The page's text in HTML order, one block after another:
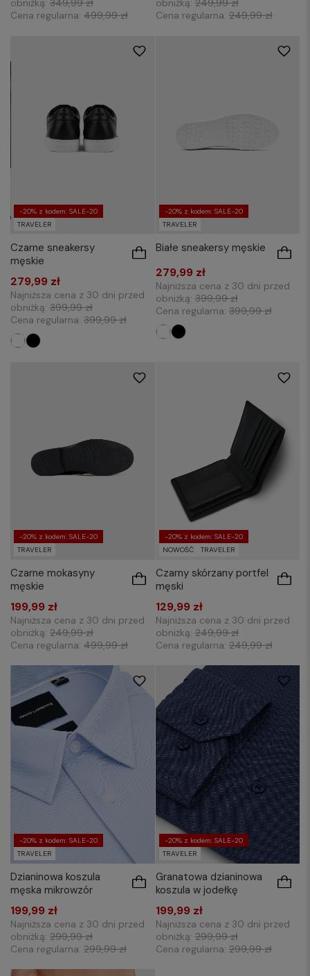
obniżką: 349,99 zł
Cena regularna: 499,99 zł
obniżką:249,99 zł
Cena regularna:249,99 zł
-20% z kodem: SALE-20
TRAVELER
40 41 42 43
Czarne sneakersy
męskie
279,99 zł
Najniższa cena z 30 dni przed
obniżką: 399,99 zł
Cena regularna: 399,99 zł
-20% z kodem: SALE-20
TRAVELER
Białe sneakersy męskie
279,99 zł
Najniższa cena z 30 dni przed
obniżką:399,99 zł
Cena regularna:399,99 zł
-20% z kodem: SALE-20
TRAVELER
Czarne mokasyny
męskie
199,99 zł
Najniższa cena z 30 dni przed
obniżką: 249,99 zł
Cena regularna: 499,99 zł
-20% z kodem: SALE-20
NOWOŚĆ
TRAVELER
Czarny skórzany portfel
męski
129,99 zł
Najniższa cena z 30 dni przed
obniżką:249,99 zł
Cena regularna:249,99 zł
-20% z kodem: SALE-20
TRAVELER
M XL
Dzianinowa koszula
męska mikrowzór
199,99 zł
Najniższa cena z 30 dni przed
obniżką: 299,99 zł
Cena regularna: 299,99 zł
-20% z kodem: SALE-20
TRAVELER
S M L XL
3XL
Granatowa dzianinowa
koszula w jodełkę
199,99 zł
Najniższa cena z 30 dni przed
obniżką:299,99 zł
Cena regularna:299,99 zł
S M L XL